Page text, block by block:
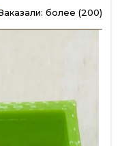
более (200)